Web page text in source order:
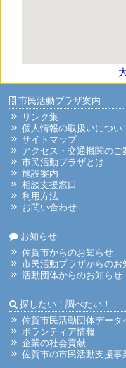
市民活動プラザ案内
リンク集
個人情報の取扱いについ
サイトマップ
アクセス・交通機関のご
市民活動プラザとは
施設案内
相談支援窓口
利用方法
お問い合わせ
お知らせ
佐賀市からのお知らせ
市民活動プラザからのお
活動団体からのお知らせ
探したい！調べたい！
佐賀市民活動団体データ
ボランティア情報
企業の社会貢献
佐賀市の市民活動支援事